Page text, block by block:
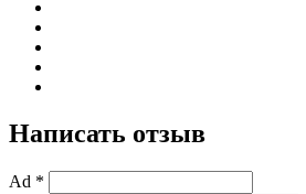
Написать отзыв
Ad *